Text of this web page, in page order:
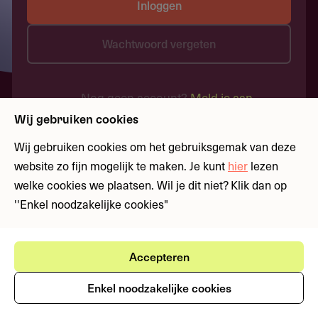
Inloggen
Wachtwoord vergeten
Nog geen account?Meld je aan
Wij gebruiken cookies
Wij gebruiken cookies om het gebruiksgemak van deze
website zo fijn mogelijk te maken. Je kunt hier lezen
welke cookies we plaatsen. Wil je dit niet? Klik dan op
''Enkel noodzakelijke cookies"
Accepteren
Enkel noodzakelijke cookies